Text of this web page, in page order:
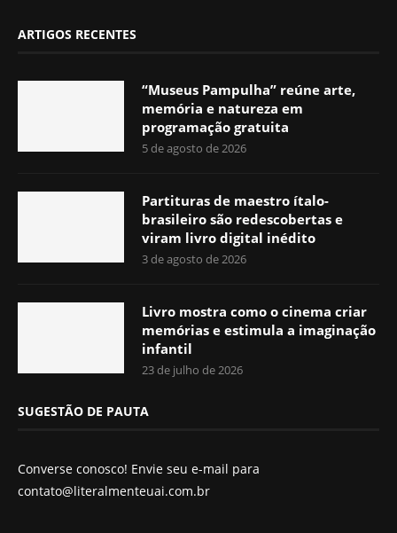
ARTIGOS RECENTES
“Museus Pampulha” reúne arte,
memória e natureza em
programação gratuita
5 de agosto de 2026
Partituras de maestro ítalo-
brasileiro são redescobertas e
viram livro digital inédito
3 de agosto de 2026
Livro mostra como o cinema criar
memórias e estimula a imaginação
infantil
23 de julho de 2026
SUGESTÃO DE PAUTA
Converse conosco! Envie seu e-mail para
contato@literalmenteuai.com.br